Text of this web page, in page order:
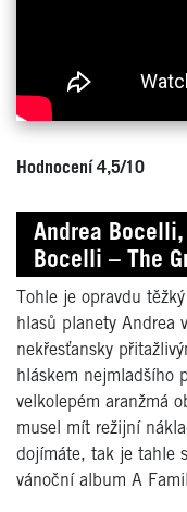
Hodnocení 4,5/10
Andrea
Bocelli – The
Tohle je opravdu
hlasů planety Andrea
nekřesťansky
hláskem nejmladšího
velkolepém aranžmá
musel mít režijní
dojímáte, tak je tahle
vánoční album A